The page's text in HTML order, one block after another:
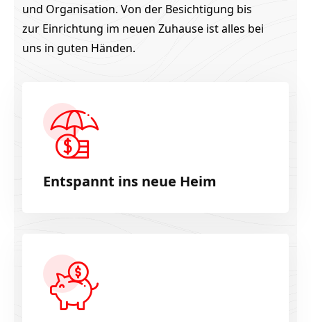
und Organisation. Von der Besichtigung bis
zur Einrichtung im neuen Zuhause ist alles bei
uns in guten Händen.
Entspannt ins neue Heim